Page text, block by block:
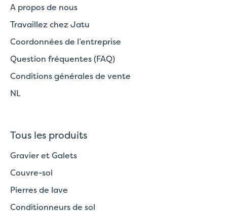
A propos de nous
Travaillez chez Jatu
Coordonnées de l’entreprise
Question fréquentes (FAQ)
Conditions générales de vente
NL
Tous les produits
Gravier et Galets
Couvre-sol
Pierres de lave
Conditionneurs de sol